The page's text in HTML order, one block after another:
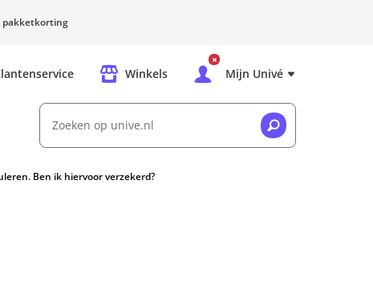
pakketkorting
Winkels Mijn Univé
Zoeken op unive.nl
Ben ik hiervoor verzekerd?